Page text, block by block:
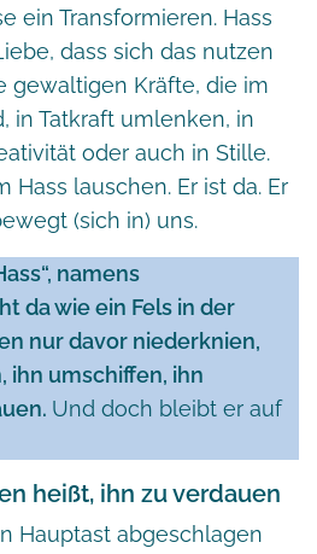
ein Transformieren. Hass
dass sich das nutzen
gewaltigen Kräfte, die im
in Tatkraft umlenken, in
oder auch in Stille.
Hass lauschen. Er ist da. Er
(sich in) uns.
namens
da wie ein Fels in der
nur davor niederknien,
ihn umschiffen, ihn
Und doch bleibt er auf
heißt, ihn zu verdauen
Hauptast abgeschlagen